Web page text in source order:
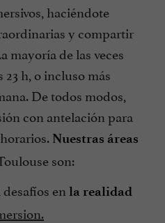
haciéndote
y compartir
mayoría de las veces
23 h, o incluso más
De todos modos,
con antelación para
Nuestras áreas
son:
en la realidad